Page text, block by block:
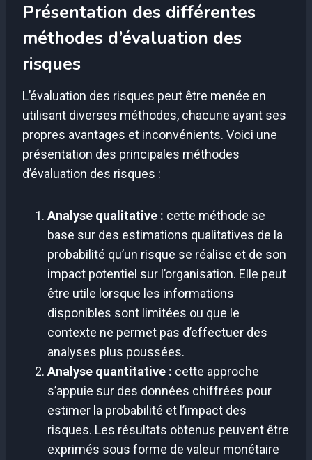
Présentation des différentes
méthodes d’évaluation des
risques
L’évaluation des risques peut être menée en
utilisant diverses méthodes, chacune ayant ses
propres avantages et inconvénients. Voici une
présentation des principales méthodes
d’évaluation des risques :
Analyse qualitative : cette méthode se
base sur des estimations qualitatives de la
probabilité qu’un risque se réalise et de son
impact potentiel sur l’organisation. Elle peut
être utile lorsque les informations
disponibles sont limitées ou que le
contexte ne permet pas d’effectuer des
analyses plus poussées.
Analyse quantitative : cette approche
s’appuie sur des données chiffrées pour
estimer la probabilité et l’impact des
risques. Les résultats obtenus peuvent être
exprimés sous forme de valeur monétaire